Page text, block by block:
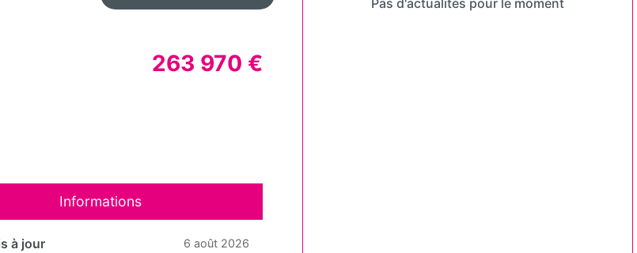
263 970 €
Informations
à jour 6 août 2026
Pas d'actualités pour le moment